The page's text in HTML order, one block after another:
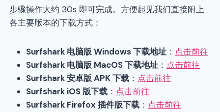
步骤操作大约 30s 即可完成。方便起见我们直接附上
各主要版本的下载方式：
Surfshark 电脑版 Windows 下载地址 ： 点击前往
Surfshark 电脑版 MacOS 下载地址 ： 点击前往
Surfshark 安卓版 APK 下载 ： 点击前往
Surfshark iOS 版下载 ： 点击前往
Surfshark Firefox 插件版下载 ： 点击前往